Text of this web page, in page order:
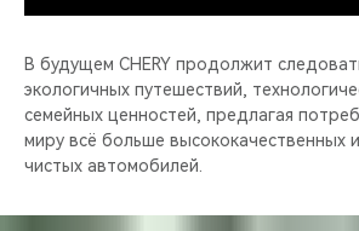
В будущем CHERY продолжит
экологичных путешествий,
семейных ценностей, предлагая
миру всё больше высококачественных
чистых автомобилей.